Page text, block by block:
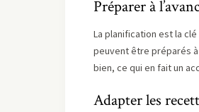
Préparer à
La planification est la
peuvent être préparés à
bien, ce qui en fait un
Adapter les